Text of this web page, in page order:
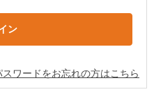
スワードをお忘れの方はこちら